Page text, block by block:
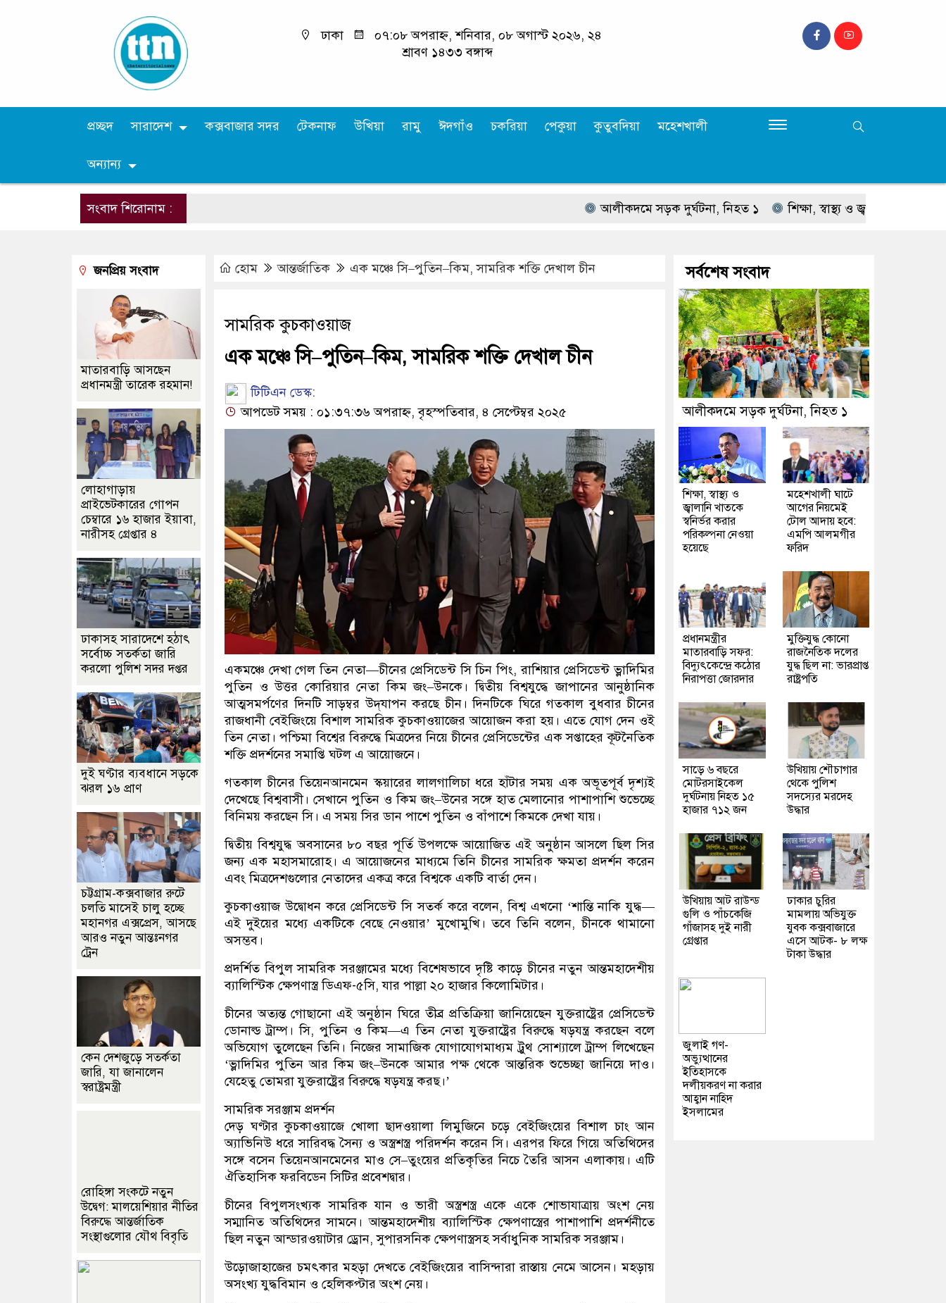
ঢাকা
০৭:০৮ অপরাহ্ন, শনিবার, ০৮ অগাস্ট ২০২৬, ২৪
শ্রাবণ ১৪৩৩ বঙ্গাব্দ
প্রচ্ছদ সারাদেশ কক্সবাজার সদর টেকনাফ উখিয়া রামু ঈদগাঁও চকরিয়া পেকুয়া কুতুবদিয়া মহেশখালী
অন্যান্য
সংবাদ শিরোনাম : আলীকদমে সড়ক দুর্ঘটনা, নিহত ১ শিক্ষা, স্বাস্থ্য ও জ্বালানি খাতকে স্বনির্ভর
হোম আন্তর্জাতিক এক মঞ্চে সি–পুতিন–কিম, সামরিক শক্তি দেখাল চীন
সামরিক কুচকাওয়াজ
এক মঞ্চে সি–পুতিন–কিম, সামরিক শক্তি দেখাল চীন
টিটিএন ডেস্ক:
আপডেট সময় : ০১:৩৭:৩৬ অপরাহ্ন, বৃহস্পতিবার, ৪ সেপ্টেম্বর ২০২৫
একমঞ্চে দেখা গেল তিন নেতা—চীনের প্রেসিডেন্ট সি চিন পিং, রাশিয়ার প্রেসিডেন্ট ভ্লাদিমির
পুতিন ও উত্তর কোরিয়ার নেতা কিম জং–উনকে। দ্বিতীয় বিশ্বযুদ্ধে জাপানের আনুষ্ঠানিক
আত্মসমর্পণের দিনটি সাড়ম্বর উদ্‌যাপন করছে চীন। দিনটিকে ঘিরে গতকাল বুধবার চীনের
রাজধানী বেইজিংয়ে বিশাল সামরিক কুচকাওয়াজের আয়োজন করা হয়। এতে যোগ দেন ওই
তিন নেতা। পশ্চিমা বিশ্বের বিরুদ্ধে মিত্রদের নিয়ে চীনের প্রেসিডেন্টের এক সপ্তাহের কূটনৈতিক
শক্তি প্রদর্শনের সমাপ্তি ঘটল এ আয়োজনে।
গতকাল চীনের তিয়েনআনমেন স্কয়ারের লালগালিচা ধরে হাঁটার সময় এক অভূতপূর্ব দৃশ্যই
দেখেছে বিশ্ববাসী। সেখানে পুতিন ও কিম জং–উনের সঙ্গে হাত মেলানোর পাশাপাশি শুভেচ্ছে
বিনিময় করছেন সি। এ সময় সির ডান পাশে পুতিন ও বাঁপাশে কিমকে দেখা যায়।
দ্বিতীয় বিশ্বযুদ্ধ অবসানের ৮০ বছর পূর্তি উপলক্ষে আয়োজিত এই অনুষ্ঠান আসলে ছিল সির
জন্য এক মহাসমারোহ। এ আয়োজনের মাধ্যমে তিনি চীনের সামরিক ক্ষমতা প্রদর্শন করেন
এবং মিত্রদেশগুলোর নেতাদের একত্র করে বিশ্বকে একটি বার্তা দেন।
কুচকাওয়াজ উদ্বোধন করে প্রেসিডেন্ট সি সতর্ক করে বলেন, বিশ্ব এখনো ‘শান্তি নাকি যুদ্ধ—
এই দুইয়ের মধ্যে একটিকে বেছে নেওয়ার’ মুখোমুখি। তবে তিনি বলেন, চীনকে থামানো
অসম্ভব।
প্রদর্শিত বিপুল সামরিক সরঞ্জামের মধ্যে বিশেষভাবে দৃষ্টি কাড়ে চীনের নতুন আন্তমহাদেশীয়
ব্যালিস্টিক ক্ষেপণাস্ত্র ডিএফ-৫সি, যার পাল্লা ২০ হাজার কিলোমিটার।
চীনের অত্যন্ত গোছানো এই অনুষ্ঠান ঘিরে তীব্র প্রতিক্রিয়া জানিয়েছেন যুক্তরাষ্ট্রের প্রেসিডেন্ট
ডোনাল্ড ট্রাম্প। সি, পুতিন ও কিম—এ তিন নেতা যুক্তরাষ্ট্রের বিরুদ্ধে ষড়যন্ত্র করছেন বলে
অভিযোগ তুলেছেন তিনি। নিজের সামাজিক যোগাযোগমাধ্যম ট্রুথ সোশ্যালে ট্রাম্প লিখেছেন
‘ভ্লাদিমির পুতিন আর কিম জং–উনকে আমার পক্ষ থেকে আন্তরিক শুভেচ্ছা জানিয়ে দাও।
যেহেতু তোমরা যুক্তরাষ্ট্রের বিরুদ্ধে ষড়যন্ত্র করছ।’
সামরিক সরঞ্জাম প্রদর্শন
দেড় ঘণ্টার কুচকাওয়াজে খোলা ছাদওয়ালা লিমুজিনে চড়ে বেইজিংয়ের বিশাল চাং আন
অ্যাভিনিউ ধরে সারিবদ্ধ সৈন্য ও অস্ত্রশস্ত্র পরিদর্শন করেন সি। এরপর ফিরে গিয়ে অতিথিদের
সঙ্গে বসেন তিয়েনআনমেনের মাও সে–তুংয়ের প্রতিকৃতির নিচে তৈরি আসন এলাকায়। এটি
ঐতিহাসিক ফরবিডেন সিটির প্রবেশদ্বার।
চীনের বিপুলসংখ্যক সামরিক যান ও ভারী অস্ত্রশস্ত্র একে একে শোভাযাত্রায় অংশ নেয়
সম্মানিত অতিথিদের সামনে। আন্তমহাদেশীয় ব্যালিস্টিক ক্ষেপণাস্ত্রের পাশাপাশি প্রদর্শনীতে
ছিল নতুন আন্ডারওয়াটার ড্রোন, সুপারসনিক ক্ষেপণাস্ত্রসহ সর্বাধুনিক সামরিক সরঞ্জাম।
উড়োজাহাজের চমৎকার মহড়া দেখতে বেইজিংয়ের বাসিন্দারা রাস্তায় নেমে আসেন। মহড়ায়
অসংখ্য যুদ্ধবিমান ও হেলিকপ্টার অংশ নেয়।
জনপ্রিয় সংবাদ
মাতারবাড়ি আসছেন
প্রধানমন্ত্রী তারেক রহমান!
লোহাগাড়ায়
প্রাইভেটকারের গোপন
চেম্বারে ১৬ হাজার ইয়াবা,
নারীসহ গ্রেপ্তার ৪
ঢাকাসহ সারাদেশে হঠাৎ
সর্বোচ্চ সতর্কতা জা‌রি
করলো পুলিশ সদর দপ্তর
দুই ঘণ্টার ব্যবধানে সড়কে
ঝরল ১৬ প্রাণ
চট্টগ্রাম-কক্সবাজার রুটে
চলতি মাসেই চালু হচ্ছে
মহানগর এক্সপ্রেস, আসছে
আরও নতুন আন্তঃনগর
ট্রেন
কেন দেশজুড়ে সতর্কতা
জারি, যা জানালেন
স্বরাষ্ট্রমন্ত্রী
রোহিঙ্গা সংকটে নতুন
উদ্বেগ: মালয়েশিয়ার নীতির
বিরুদ্ধে আন্তর্জাতিক
সংস্থাগুলোর যৌথ বিবৃতি
সর্বশেষ সংবাদ
আলীকদমে সড়ক দুর্ঘটনা, নিহত ১
শিক্ষা, স্বাস্থ্য ও
জ্বালানি খাতকে
স্বনির্ভর করার
পরিকল্পনা নেওয়া
হয়েছে
মহেশখালী ঘাটে
আগের নিয়মেই
টোল আদায় হবে:
এমপি আলমগীর
ফরিদ
প্রধানমন্ত্রীর
মাতারবাড়ি সফর:
বিদ্যুৎকেন্দ্রে কঠোর
নিরাপত্তা জোরদার
মুক্তিযুদ্ধ কোনো
রাজনৈতিক দলের
যুদ্ধ ছিল না: ভারপ্রাপ্ত
রাষ্ট্রপতি
সাড়ে ৬ বছরে
মোটরসাইকেল
দুর্ঘটনায় নিহত ১৫
হাজার ৭১২ জন
উখিয়ায় শৌচাগার
থেকে পুলিশ
সদস্যের মরদেহ
উদ্ধার
উখিয়ায় আট রাউন্ড
গুলি ও পাঁচকেজি
গাঁজাসহ দুই নারী
গ্রেপ্তার
ঢাকার চুরির
মামলায় অভিযুক্ত
যুবক কক্সবাজারে
এসে আটক- ৮ লক্ষ
টাকা উদ্ধার
জুলাই গণ-
অভ্যুত্থানের
ইতিহাসকে
দলীয়করণ না করার
আহ্বান নাহিদ
ইসলামের